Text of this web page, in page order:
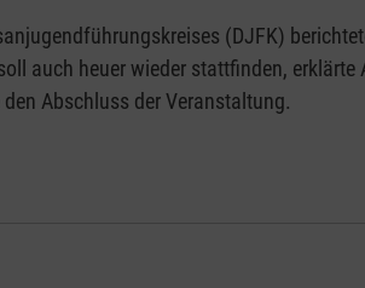
(DJFK)
auch heuer wieder stattfinden,
Abschluss der Veranstaltung.